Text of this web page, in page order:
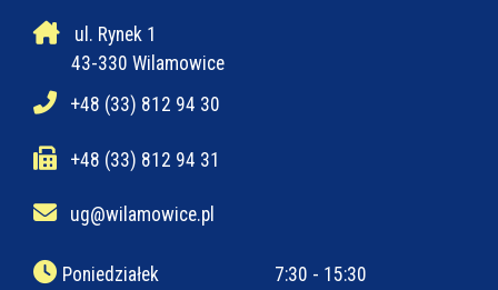
ul. Rynek 1
43-330 Wilamowice
+48 (33) 812 94 30
+48 (33) 812 94 31
ug@wilamowice.pl
Poniedziałek
7:30 - 15:30